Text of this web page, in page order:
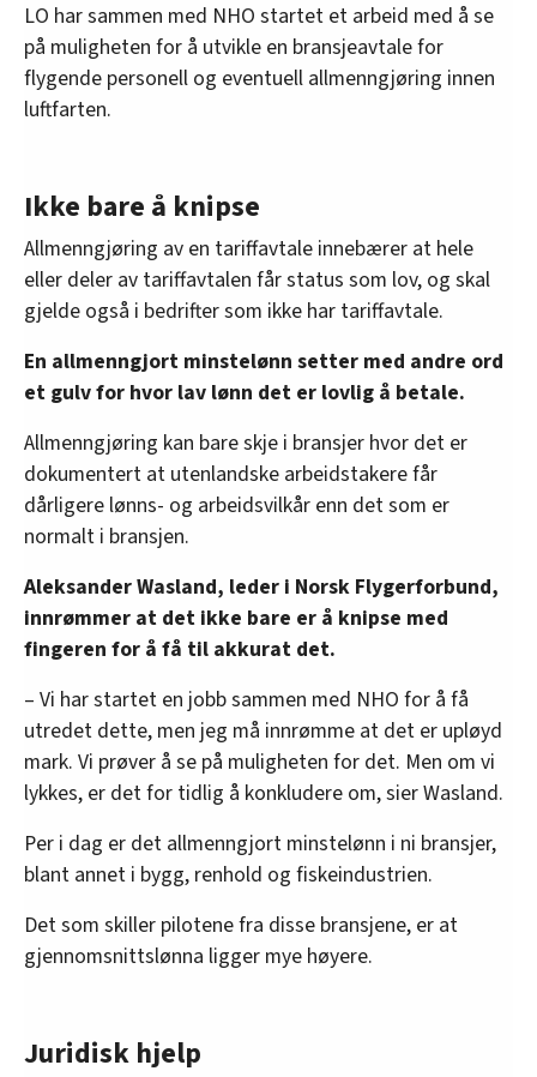
LO har sammen med NHO startet et arbeid med å se
på muligheten for å utvikle en bransjeavtale for
flygende personell og eventuell allmenngjøring innen
luftfarten.
Ikke bare å knipse
Allmenngjøring av en tariffavtale innebærer at hele
eller deler av tariffavtalen får status som lov, og skal
gjelde også i bedrifter som ikke har tariffavtale.
En allmenngjort minstelønn setter med andre ord
et gulv for hvor lav lønn det er lovlig å betale.
Allmenngjøring kan bare skje i bransjer hvor det er
dokumentert at utenlandske arbeidstakere får
dårligere lønns- og arbeidsvilkår enn det som er
normalt i bransjen.
Aleksander Wasland, leder i Norsk Flygerforbund,
innrømmer at det ikke bare er å knipse med
fingeren for å få til akkurat det.
– Vi har startet en jobb sammen med NHO for å få
utredet dette, men jeg må innrømme at det er upløyd
mark. Vi prøver å se på muligheten for det. Men om vi
lykkes, er det for tidlig å konkludere om, sier Wasland.
Per i dag er det allmenngjort minstelønn i ni bransjer,
blant annet i bygg, renhold og fiskeindustrien.
Det som skiller pilotene fra disse bransjene, er at
gjennomsnittslønna ligger mye høyere.
Juridisk hjelp